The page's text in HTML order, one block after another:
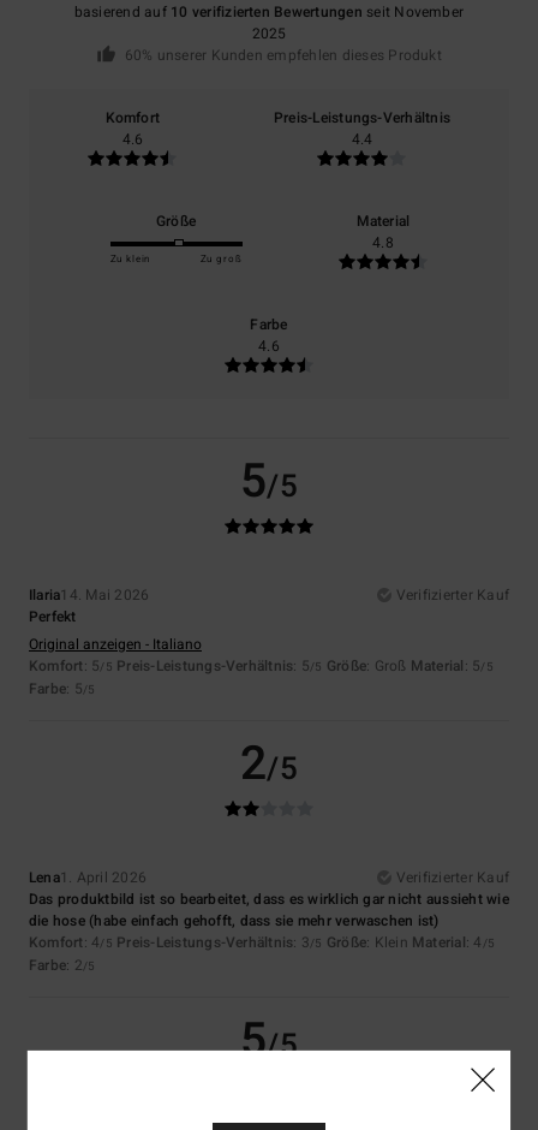
basierend auf 10 verifizierten Bewertungen seit November
2025
60% unserer Kunden empfehlen dieses Produkt
Komfort
4.6
Preis-Leistungs-Verhältnis
4.4
Größe
Zu klein Zu groß
Material
4.8
Farbe
4.6
5/5
Ilaria14. Mai 2026
Verifizierter Kauf
Perfekt
Original anzeigen - Italiano
Komfort: 5/5 Preis-Leistungs-Verhältnis: 5/5 Größe: Groß Material: 5/5
Farbe: 5/5
2/5
Lena1. April 2026
Verifizierter Kauf
Das produktbild ist so bearbeitet, dass es wirklich gar nicht aussieht wie
die hose (habe einfach gehofft, dass sie mehr verwaschen ist)
Komfort: 4/5 Preis-Leistungs-Verhältnis: 3/5 Größe: Klein Material: 4 /5
Farbe: 2/5
5/5